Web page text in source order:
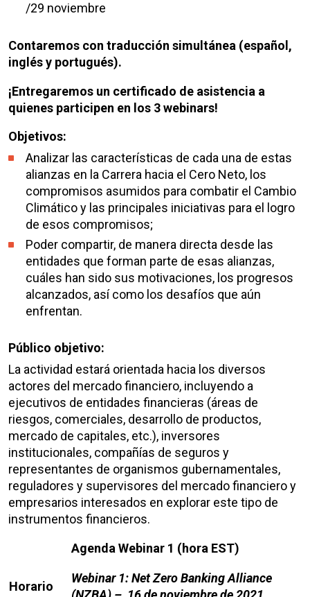
/29 noviembre
Contaremos con traducción simultánea (español,
inglés y portugués).
¡Entregaremos un certificado de asistencia a
quienes participen en los 3 webinars!
Objetivos:
Analizar las características de cada una de estas
alianzas en la Carrera hacia el Cero Neto, los
compromisos asumidos para combatir el Cambio
Climático y las principales iniciativas para el logro
de esos compromisos;
Poder compartir, de manera directa desde las
entidades que forman parte de esas alianzas,
cuáles han sido sus motivaciones, los progresos
alcanzados, así como los desafíos que aún
enfrentan.
Público objetivo:
La actividad estará orientada hacia los diversos
actores del mercado financiero, incluyendo a
ejecutivos de entidades financieras (áreas de
riesgos, comerciales, desarrollo de productos,
mercado de capitales, etc.), inversores
institucionales, compañías de seguros y
representantes de organismos gubernamentales,
reguladores y supervisores del mercado financiero y
empresarios interesados en explorar este tipo de
instrumentos financieros.
Agenda Webinar 1 (hora EST)
Horario
Webinar 1: Net Zero Banking Alliance